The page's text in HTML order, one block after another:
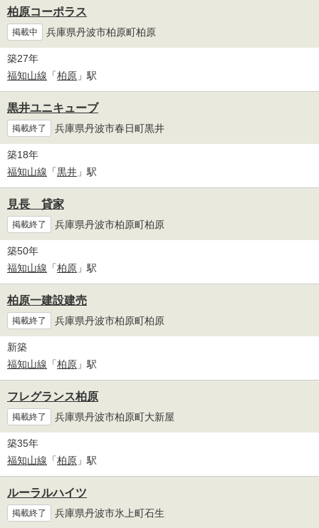
柏原コーポラス
掲載中 兵庫県丹波市柏原町柏原
築27年
福知山線 「柏原 」駅
黒井ユニキューブ
掲載終了 兵庫県丹波市春日町黒井
築18年
福知山線 「黒井 」駅
見長 貸家
掲載終了 兵庫県丹波市柏原町柏原
築50年
福知山線 「柏原 」駅
柏原一建設建売
掲載終了 兵庫県丹波市柏原町柏原
新築
福知山線 「柏原 」駅
フレグランス柏原
掲載終了 兵庫県丹波市柏原町大新屋
築35年
福知山線 「柏原 」駅
ルーラルハイツ
掲載終了 兵庫県丹波市氷上町石生